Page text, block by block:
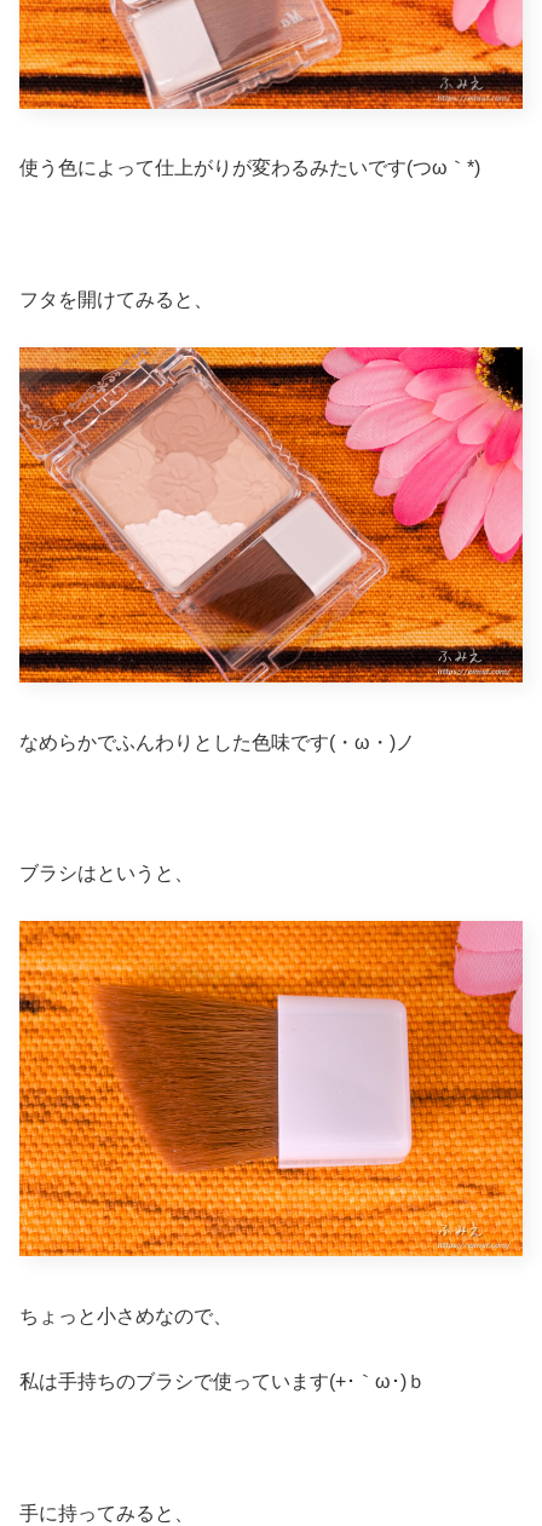
使う色によって仕上がりが変わるみたいです(つω｀*)
フタを開けてみると、
なめらかでふんわりとした色味です(・ω・)ノ
ブラシはというと、
ちょっと小さめなので、
私は手持ちのブラシで使っています(+･｀ω･)ｂ
手に持ってみると、